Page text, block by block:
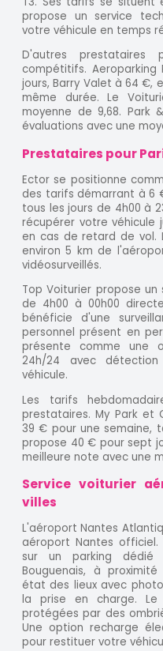
propose un service
votre véhicule en temps
D'autres prestataires
compétitifs.
jours, Barry Valet à 64 €,
même durée. Le
moyenne de 9,68. Park
évaluations avec une
Prestataires pour
Ector se positionne
des tarifs démarrant à 6
tous les jours de 4h00 à
récupérer votre véhicule
en cas de retard de vol.
environ 5 km de
vidéosurveillés.
Top Voiturier propose un
de 4h00 à 00h00
bénéficie d'une
personnel présent en
présente comme une
24h/24 avec
véhicule.
Les tarifs
prestataires. My Park et
39 € pour une semaine,
propose 40 € pour sept
meilleure note avec une
Service voiturier
villes
L'aéroport Nantes
aéroport Nantes
sur un parking
Bouguenais, à
état des lieux avec
la prise en charge. Le
protégées par des
Une option recharge
pour restituer votre